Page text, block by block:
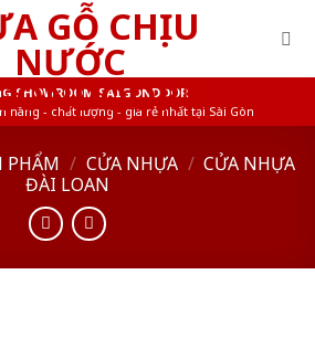
SHOWROOM SAIGONDOOR
hãng - chất lượng - giá rẻ nhất tại Sài Gòn
PHẨM / CỬA NHỰA / CỬA NHỰA
ĐÀI LOAN